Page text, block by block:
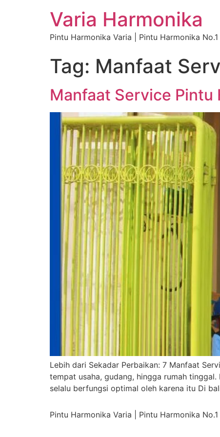
Varia Harmonika
Pintu Harmonika Varia | Pintu Harmonika
Tag: Manfaat
Manfaat Service Pintu
Lebih dari Sekadar Perbaikan: 7 Manfaat
tempat usaha, gudang, hingga rumah
selalu berfungsi optimal oleh karena itu Di
Pintu Harmonika Varia | Pintu Harmonika